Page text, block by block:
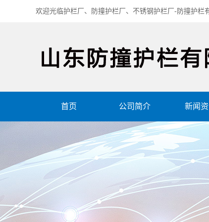
欢迎光临护栏厂、防撞护栏厂、不锈钢护栏厂-防撞护栏
首页 公司简介 新闻